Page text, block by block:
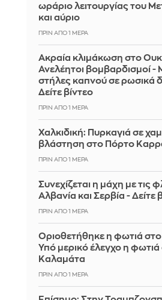
ωράριο λειτουργίας του
και αύριο
ΠΡΙΝ ΑΠΌ 1 ΜΈΡΑ
Ακραία κλιμάκωση στο
Ανελέητοι βομβαρδισμοί -
στήλες καπνού σε ρωσικά
Δείτε βίντεο
ΠΡΙΝ ΑΠΌ 1 ΜΈΡΑ
Χαλκιδική: Πυρκαγιά σε
βλάστηση στο Πόρτο
ΠΡΙΝ ΑΠΌ 1 ΜΈΡΑ
Συνεχίζεται η μάχη με τις
Αλβανία και Σερβία - Δείτε
ΠΡΙΝ ΑΠΌ 1 ΜΈΡΑ
Οριοθετήθηκε η φωτιά στο
Υπό μερικό έλεγχο η φωτιά
Καλαμάτα
ΠΡΙΝ ΑΠΌ 1 ΜΈΡΑ